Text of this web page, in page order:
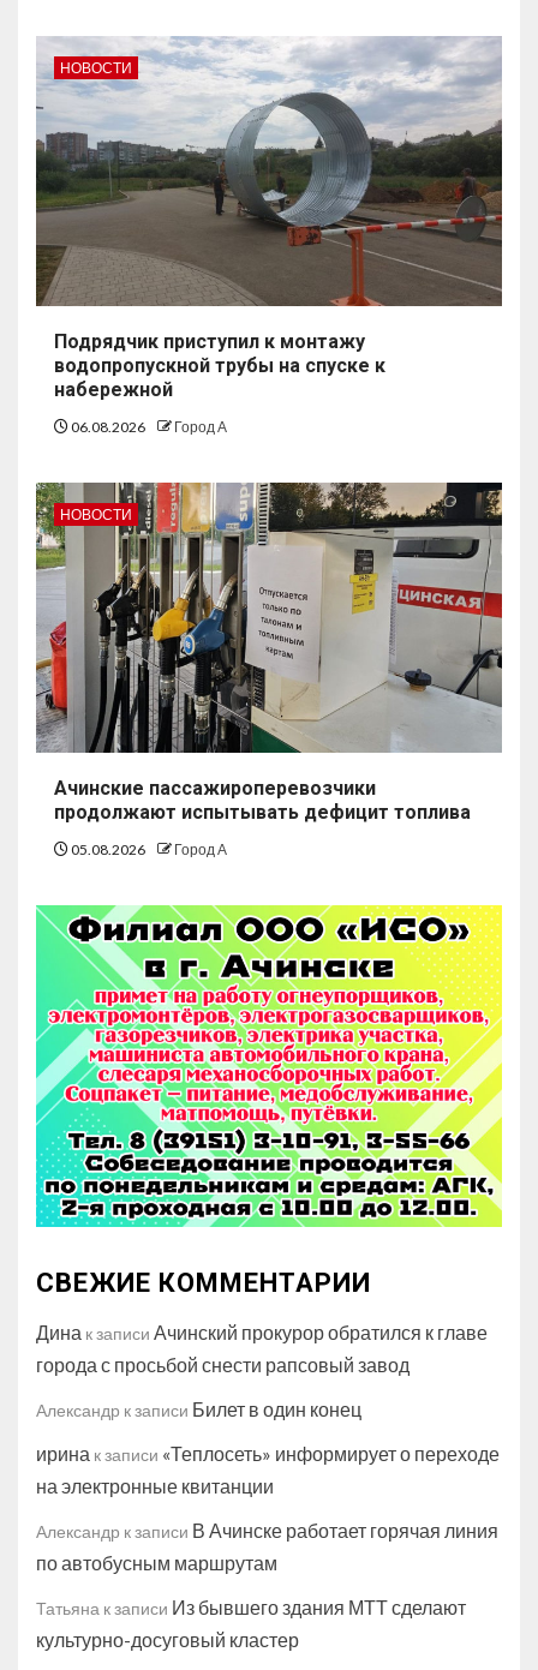
НОВОСТИ
Подрядчик приступил к монтажу
водопропускной трубы на спуске к
набережной
06.08.2026 Город А
НОВОСТИ
Ачинские пассажироперевозчики
продолжают испытывать дефицит топлива
05.08.2026 Город А
СВЕЖИЕ КОММЕНТАРИИ
Дина к записи Ачинский прокурор обратился к главе
города с просьбой снести рапсовый завод
Александр к записи Билет в один конец
ирина к записи «Теплосеть» информирует о переходе
на электронные квитанции
Александр к записи В Ачинске работает горячая линия
по автобусным маршрутам
Татьяна к записи Из бывшего здания МТТ сделают
культурно-досуговый кластер